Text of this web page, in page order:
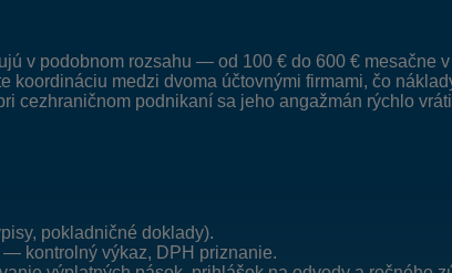
v podobnom rozsahu — od 100 € do 600 € mesačne
medzi dvoma účtovnými firmami, čo
cezhraničnom podnikaní sa jeho angažmán rýchlo
pokladničné doklady).
kontrolný výkaz, DPH priznanie.